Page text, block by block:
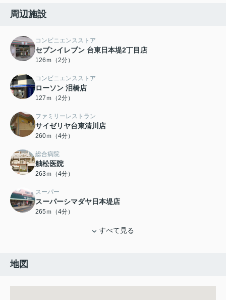
周辺施設
コンビニエンスストア
セブンイレブン 台東日本堤2丁目店
126ｍ（2分）
コンビニエンスストア
ローソン 泪橋店
127ｍ（2分）
ファミリーレストラン
サイゼリヤ台東清川店
260ｍ（4分）
総合病院
舳松医院
263ｍ（4分）
スーパー
スーパーシマダヤ日本堤店
265ｍ（4分）
すべて見る
地図